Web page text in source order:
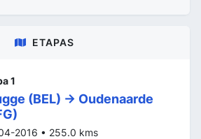
ETAPAS
1
(BEL) -> Oudenaarde
2016 • 255.0 kms